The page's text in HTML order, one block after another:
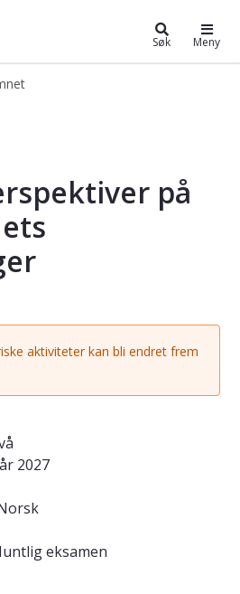
Søk Meny
perspektiver på
på
aktiviteter kan bli endret frem
2027
eksamen